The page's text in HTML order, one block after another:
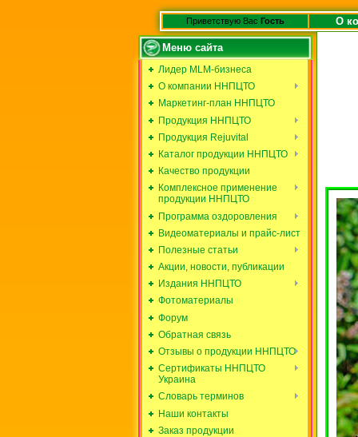
Приветствую Вас Гость О
Меню сайта
Лидер MLM-бизнеса
О компании ННПЦТО
Маркетинг-план ННПЦТО
Продукция ННПЦТО
Продукция Rejuvital
Каталог продукции ННПЦТО
Качество продукции
Комплексное применение
продукции ННПЦТО
Программа оздоровления
Видеоматериалы и прайс-лист
Полезные статьи
Акции, новости, публикации
Издания ННПЦТО
Фотоматериалы
Форум
Обратная связь
Отзывы о продукции ННПЦТО
Сертификаты ННПЦТО
Украина
Словарь терминов
Наши контакты
Заказ продукции